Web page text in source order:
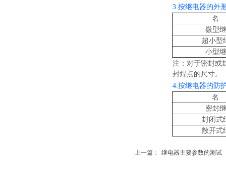
3.按继电器的外
名
微型
超小型
小型
注：对于密封或
封焊点的尺寸。
4.按继电器的防
名
密封
封闭式
敞开式
上一篇： 继电器主要参数的测试